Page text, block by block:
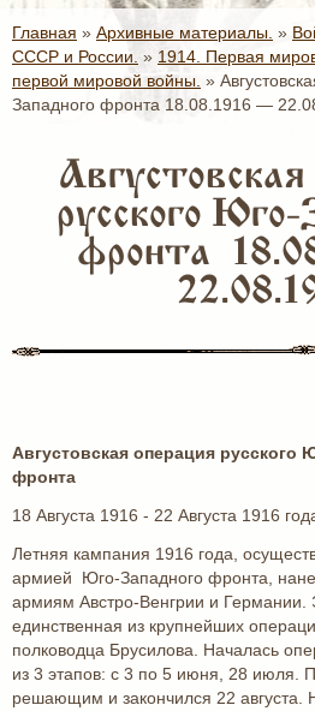
Главная » Архивные материалы. »
СССР и России. » 1914. Первая
первой мировой войны. »
Западного фронта 18.08.1916 —
русского Юго-
фронта
Августовская операция русского
фронта
18 Августа 1916 - 22 Августа 1916
Летняя кампания 1916 года,
армией Юго-Западного фронта,
армиям Австро-Венгрии и Германии.
единственная из крупнейших
полководца Брусилова. Началась
из 3 этапов: с 3 по 5 июня, 28 июля.
решающим и закончился 22 августа.